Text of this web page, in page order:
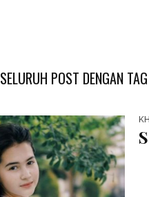
SELURUH POST DENGAN